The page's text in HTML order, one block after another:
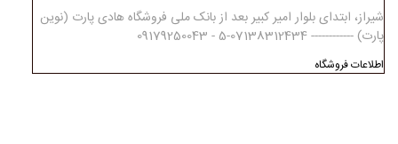
شیراز، ابتدای بلوار امیر کبیر بعد از بانک ملی فروشگاه هادی پارت (نوین
پارت) ------------ 07138312434-5 - 09179250043
اطلاعات فروشگاه